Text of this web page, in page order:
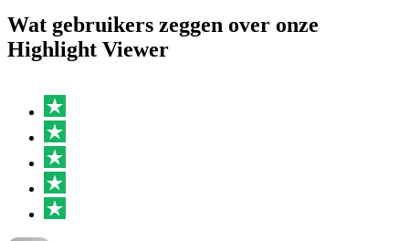
Wat gebruikers zeggen over onze
Highlight Viewer